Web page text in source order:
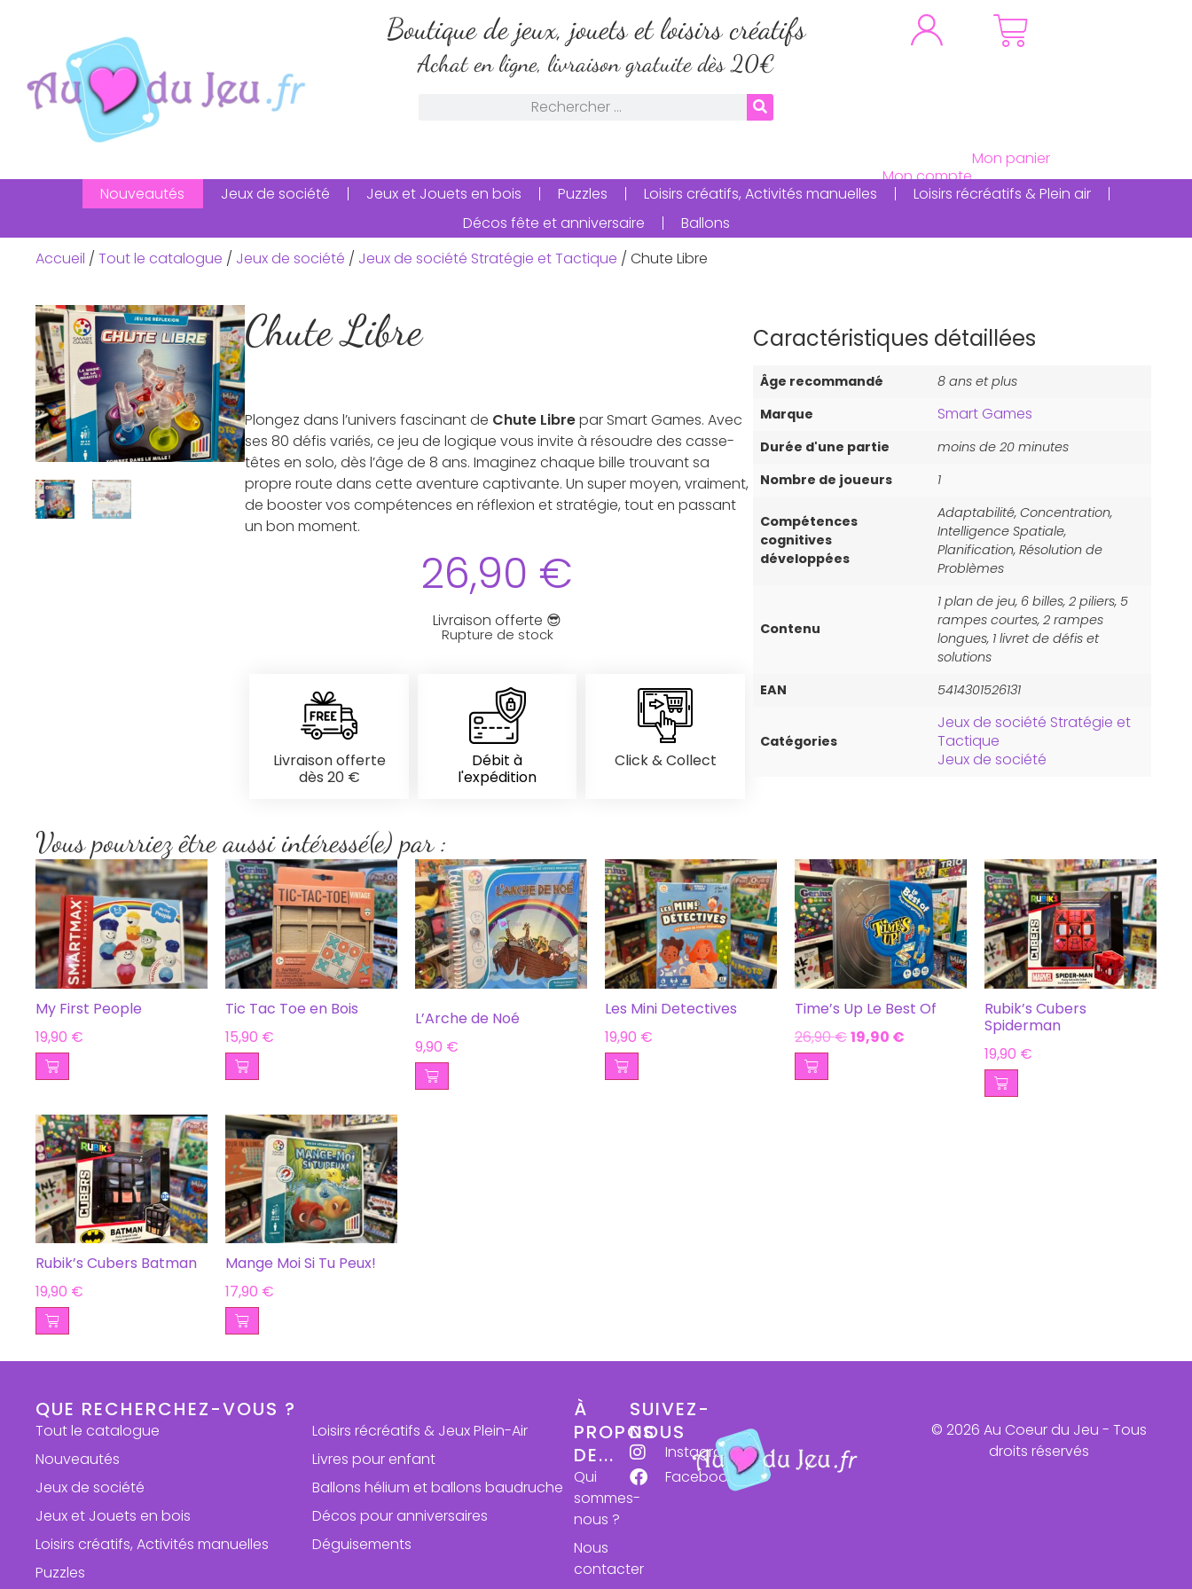
Boutique de jeux, jouets et loisirs créatifs
Achat en ligne, livraison gratuite dès 20€
Nouveautés Jeux de société Jeux et Jouets en bois Puzzles Loisirs créatifs, Activités manuelles
Loisirs récréatifs & Plein air
Décos fête et anniversaire
Ballons
Accueil /Tout le catalogue / Jeux de société / Jeux de société Stratégie et Tactique / Chute Libre
Chute Libre
Plongez dans l’univers fascinant de Chute Librepar Smart Games. Avec
ses 80 défis variés, ce jeu de logique vous invite à résoudre des casse-
têtes en solo, dès l’âge de 8 ans. Imaginez chaque bille trouvant sa
propre route dans cette aventure captivante. Un super moyen, vraiment,
de booster vos compétences en réflexion et stratégie, tout en passant
un bon moment.
26,90 €
Livraison offerte 😎
Rupture de stock
Livraison offerte
dès 20 €
Débit à
l'expédition
Click & Collect
Caractéristiques détaillées
Âge recommandé
8 ans et plus
Marque
Smart Games
Durée d'une partie
moins de 20 minutes
Nombre de joueurs
1
Compétences
cognitives
développées
Adaptabilité, Concentration,
Intelligence Spatiale,
Planification, Résolution de
Problèmes
Contenu
1 plan de jeu, 6 billes, 2 piliers, 5
rampes courtes, 2 rampes
longues, 1 livret de défis et
solutions
EAN
5414301526131
Catégories
Jeux de société Stratégie et
Tactique
Jeux de société
Vous pourriez être aussi intéressé(e) par :
My First People
19,90 €
Tic Tac Toe en Bois
15,90 €
L’Arche de Noé
9,90 €
Les Mini Detectives
19,90 €
Time’s Up Le Best Of
26,90€19,90 €
Rubik’s Cubers
Spiderman
19,90 €
Rubik’s Cubers Batman
19,90 €
Mange Moi Si Tu Peux!
17,90 €
QUE RECHERCHEZ-VOUS ?
Tout le catalogue
Nouveautés
Jeux de société
Jeux et Jouets en bois
Loisirs créatifs, Activités manuelles
Puzzles
Loisirs récréatifs & Jeux Plein-Air
Livres pour enfant
Ballons hélium et ballons baudruche
Décos pour anniversaires
Déguisements
À
PROPOS
DE...
Qui
sommes-
nous ?
Nous
contacter
SUIVEZ-
NOUS
Instagram
Facebook
© 2026 Au Coeur du Jeu - Tous
droits réservés